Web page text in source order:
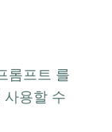
롬프트 를
사용할 수